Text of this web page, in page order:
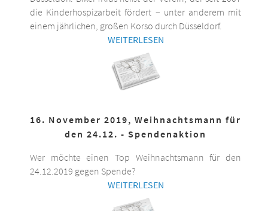
die Kinderhospizarbeit fördert – unter anderem mit
einem jährlichen, großen Korso durch Düsseldorf.
WEITERLESEN
16. November 2019, Weihnachtsmann für
den 24.12. - Spendenaktion
Wer möchte einen Top Weihnachtsmann für den
24.12.2019 gegen Spende?
WEITERLESEN